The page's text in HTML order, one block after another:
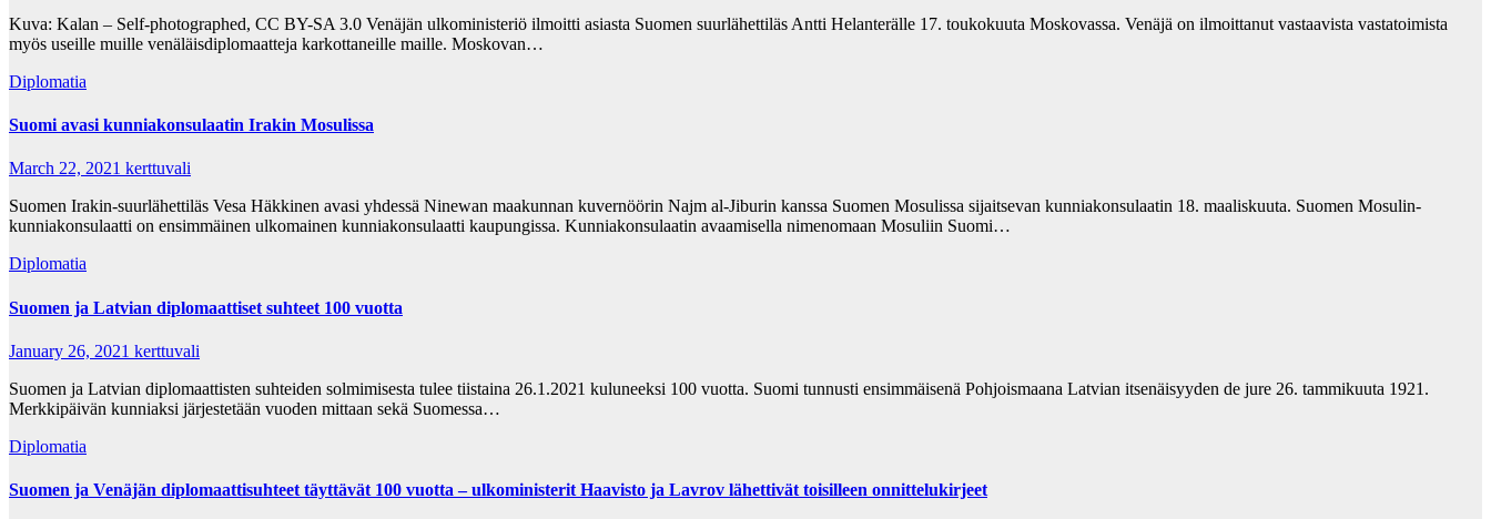
Kuva: Kalan – Self-photographed, CC BY-SA 3.0 Venäjän ulkoministeriö ilmoitti asiasta Suomen suurlähettiläs Antti Helanterälle 17. toukokuuta Moskovassa. Venäjä on ilmoittanut vastaavista vastatoimista
myös useille muille venäläisdiplomaatteja karkottaneille maille. Moskovan…
Diplomatia
Suomi avasi kunniakonsulaatin Irakin Mosulissa
March 22, 2021 kerttuvali
Suomen Irakin-suurlähettiläs Vesa Häkkinen avasi yhdessä Ninewan maakunnan kuvernöörin Najm al-Jiburin kanssa Suomen Mosulissa sijaitsevan kunniakonsulaatin 18. maaliskuuta. Suomen Mosulin-
kunniakonsulaatti on ensimmäinen ulkomainen kunniakonsulaatti kaupungissa. Kunniakonsulaatin avaamisella nimenomaan Mosuliin Suomi…
Diplomatia
Suomen ja Latvian diplomaattiset suhteet 100 vuotta
January 26, 2021 kerttuvali
Suomen ja Latvian diplomaattisten suhteiden solmimisesta tulee tiistaina 26.1.2021 kuluneeksi 100 vuotta. Suomi tunnusti ensimmäisenä Pohjoismaana Latvian itsenäisyyden de jure 26. tammikuuta 1921.
Merkkipäivän kunniaksi järjestetään vuoden mittaan sekä Suomessa…
Diplomatia
Suomen ja Venäjän diplomaattisuhteet täyttävät 100 vuotta – ulkoministerit Haavisto ja Lavrov lähettivät toisilleen onnittelukirjeet